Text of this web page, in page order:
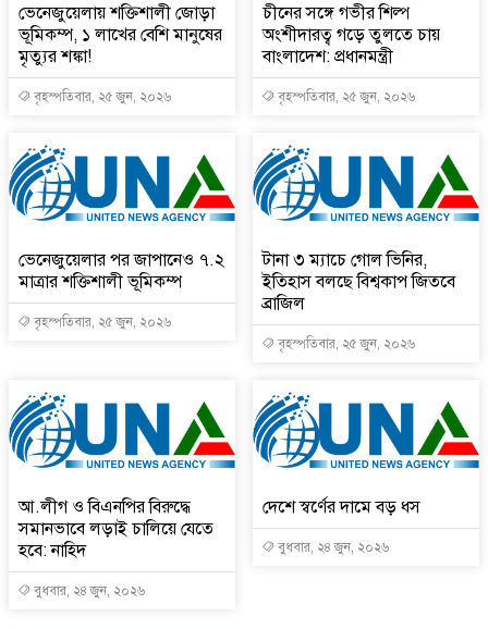
ভেনেজুয়েলায় শক্তিশালী জোড়া
ভূমিকম্প, ১ লাখের বেশি মানুষের
মৃত্যুর শঙ্কা!
বৃহস্পতিবার, ২৫ জুন, ২০২৬
চীনের সঙ্গে গভীর শিল্প
অংশীদারত্ব গড়ে তুলতে চায়
বাংলাদেশ: প্রধানমন্ত্রী
বৃহস্পতিবার, ২৫ জুন, ২০২৬
ভেনেজুয়েলার পর জাপানেও ৭.২
মাত্রার শক্তিশালী ভূমিকম্প
বৃহস্পতিবার, ২৫ জুন, ২০২৬
টানা ৩ ম্যাচে গোল ভিনির,
ইতিহাস বলছে বিশ্বকাপ জিতবে
ব্রাজিল
বৃহস্পতিবার, ২৫ জুন, ২০২৬
আ.লীগ ও বিএনপির বিরুদ্ধে
সমানভাবে লড়াই চালিয়ে যেতে
হবে: নাহিদ
বুধবার, ২৪ জুন, ২০২৬
দেশে স্বর্ণের দামে বড় ধস
বুধবার, ২৪ জুন, ২০২৬